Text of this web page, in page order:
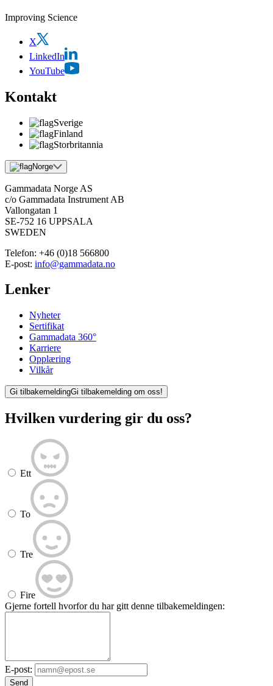
Improving Science
X
LinkedIn
YouTube
Kontakt
Sverige
Finland
Storbritannia
Norge
Gammadata Norge AS
c/o Gammadata Instrument AB
Vallongatan 1
SE-752 16 UPPSALA
SWEDEN
Telefon: +46 (0)18 566800
E-post: info@gammadata.no
Lenker
Nyheter
Sertifikat
Gammadata 360°
Karriere
Opplæring
Vilkår
Gi tilbakemeldingGi tilbakemelding om oss!
Hvilken vurdering gir du oss?
Ett
To
Tre
Fire
Gjerne fortell hvorfor du har gitt denne tilbakemeldingen:
E-post:
Send